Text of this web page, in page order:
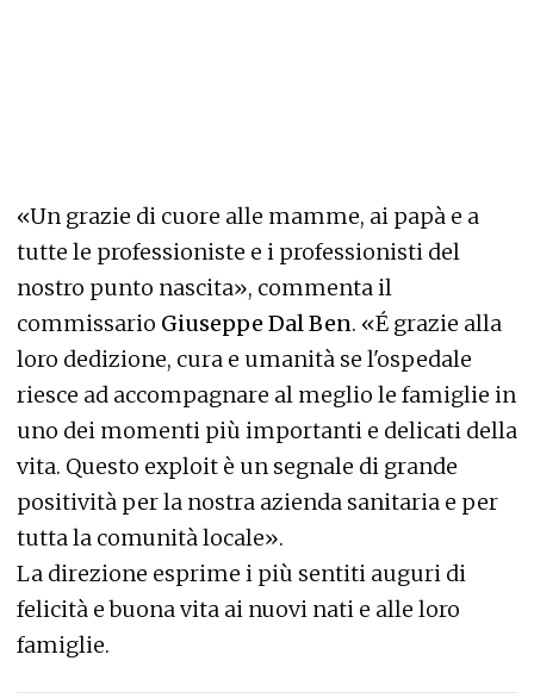
«Un grazie di cuore alle mamme, ai papà e a
tutte le professioniste e i professionisti del
nostro punto nascita», commenta il
commissario Giuseppe Dal Ben. «É grazie alla
loro dedizione, cura e umanità se l'ospedale
riesce ad accompagnare al meglio le famiglie in
uno dei momenti più importanti e delicati della
vita. Questo exploit è un segnale di grande
positività per la nostra azienda sanitaria e per
tutta la comunità locale».
La direzione esprime i più sentiti auguri di
felicità e buona vita ai nuovi nati e alle loro
famiglie.